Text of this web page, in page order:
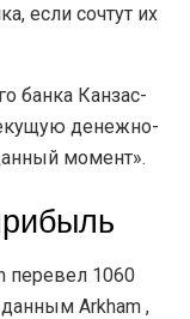
если сочтут их
банка Канзас-
денежно-
момент».
перевел 1060
Arkham ,